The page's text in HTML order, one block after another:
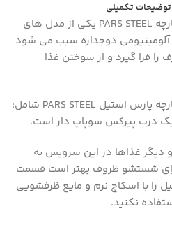
توضیحات تکمیلی
سرویس قابلمه سیسمونی ۴ پارچه PARS STEEL یکی از مدل های
دوجداره سبب می شود
فرا گیرد و از سوختن غذا
سرویس قابلمه سیسمونی ۴ پارچه پارس استیل PARS STEEL شامل:
یک درب پیرکس سوپاپ دار است.
دیگر غذاها در این سرویس به
شستشو ظروف بهتر است قسمت
را با اسکاچ نرم و مایع ظرفشویی
نکنید.